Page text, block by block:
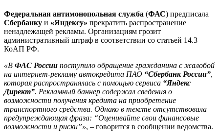
Федеральная антимонопольная служба (ФАС) предписала
Сбербанку и «Яндексу» прекратить распространение
ненадлежащей рекламы. Организациям грозит
административный штраф в соответствии со статьей 14.3
КоАП РФ.
«В ФАС России поступило обращение гражданина с жалобой
на интернет-рекламу автокредита ПАО “Сбербанк России”
которая распространялась с помощью сервиса “Яндекс
Директ”. Рекламный баннер содержал сведения о
возможности получения кредита на приобретение
транспортного средства. Однако в тексте отсутствовала
предупреждающая фраза: “Оценивайте свои финансовые
возможности и риски”», – говорится в сообщении ведомства.